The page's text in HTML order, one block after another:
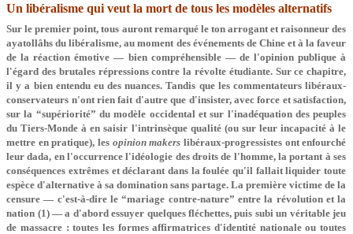
Un libéralisme qui veut la mort de tous les modèles alternatifs
Sur le premier point, tous auront remarqué le ton arrogant et raisonneur des
ayatollâhs du libéralisme, au moment des événements de Chine et à la faveur
de la réaction émotive — bien compréhensible — de l'opinion publique à
l'égard des brutales répressions contre la révolte étudiante. Sur ce chapitre,
il y a bien entendu eu des nuances. Tandis que les commentateurs libéraux-
conservateurs n'ont rien fait d'autre que d'insister, avec force et satisfaction,
sur la “supériorité” du modèle occidental et sur l'inadéquation des peuples
du Tiers-Monde à en saisir l'intrinsèque qualité (ou sur leur incapacité à le
mettre en pratique), les opinion makers libéraux-progressistes ont enfourché
leur dada, en l'occurrence l'idéologie des droits de l'homme, la portant à ses
conséquences extrêmes et déclarant dans la foulée qu'il fallait liquider toute
espèce d'alternative à sa domination sans partage. La première victime de la
censure — c'est-à-dire le “mariage contre-nature” entre la révolution et la
nation (1) — a d'abord essuyer quelques fléchettes, puis subi un véritable jeu
de massacre : toutes les formes affirmatrices d'identité nationale ou toutes